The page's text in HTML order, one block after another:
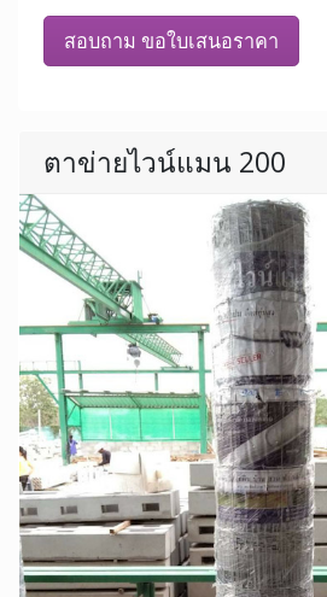
สอบถาม ขอใบเสนอราคา
ตาข่ายไวน์แมน 200